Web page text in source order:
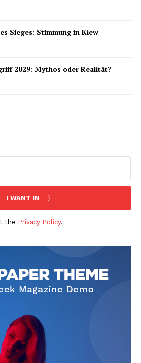
Sieges: Stimmung in Kiew
2029: Mythos oder Realität?
I WANT IN
the Privacy Policy.